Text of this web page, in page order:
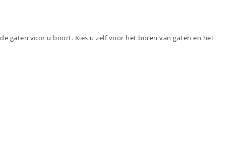
gaten voor u boort. Kies u zelf voor het boren van gaten en het